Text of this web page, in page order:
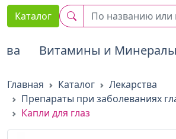
Каталог
Витамины и Минералы
Главная Каталог
Лекарства
Препараты при заболеваниях
Капли для глаз